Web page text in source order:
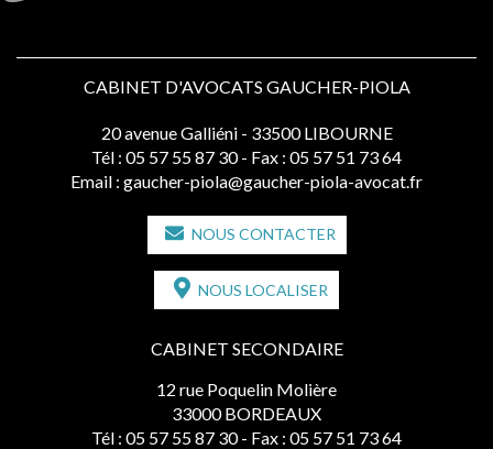
CABINET D'AVOCATS GAUCHER-PIOLA
20 avenue Galliéni - 33500 LIBOURNE
Tél : 05 57 55 87 30 - Fax : 05 57 51 73 64
Email : gaucher-piola@gaucher-piola-avocat.fr
NOUS CONTACTER
NOUS LOCALISER
CABINET SECONDAIRE
12 rue Poquelin Molière
33000 BORDEAUX
Tél : 05 57 55 87 30 - Fax : 05 57 51 73 64